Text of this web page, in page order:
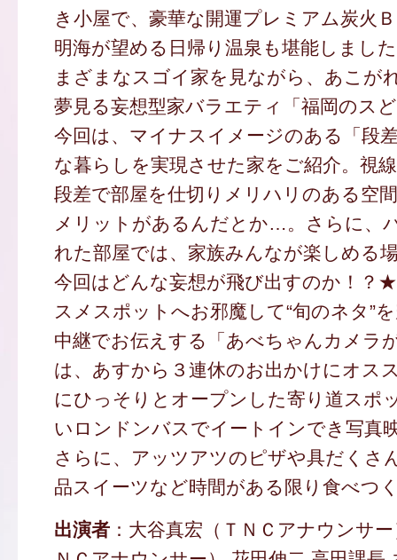
き小屋で、豪華な開運プレミアム炭火
明海が望める日帰り温泉も堪能しまし
まざまなスゴイ家を見ながら、あこが
夢見る妄想型家バラエティ「福岡のス
今回は、マイナスイメージのある「段
な暮らしを実現させた家をご紹介。視
段差で部屋を仕切りメリハリのある空
メリットがあるんだとか…。さらに、
れた部屋では、家族みんなが楽しめる
今回はどんな妄想が飛び出すのか！？
スメスポットへお邪魔して“旬のネタ”
中継でお伝えする「あべちゃんカメラ
は、あすから３連休のお出かけにオス
にひっそりとオープンした寄り道スポ
いロンドンバスでイートインでき写真
さらに、アッツアツのピザや具だくさ
品スイーツなど時間がある限り食べつ
出演者：大谷真宏（ＴＮＣアナウンサ